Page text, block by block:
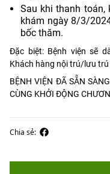
Sau khi thanh
khám ngày 8/3/
bốc thăm.
Đặc biệt: Bệnh viện sẽ
Khách hàng nội trú/lưu trú
BỆNH VIỆN ĐÃ SẴN
CÙNG KHỞI ĐỘNG
Chia sẻ: